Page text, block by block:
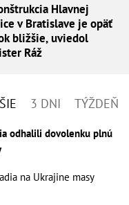
Hlavnej
v Bratislave je opäť
bližšie, uviedol
Ráž
3 DNI TÝŽDEŇ
odhalili dovolenku plnú
na Ukrajine masy